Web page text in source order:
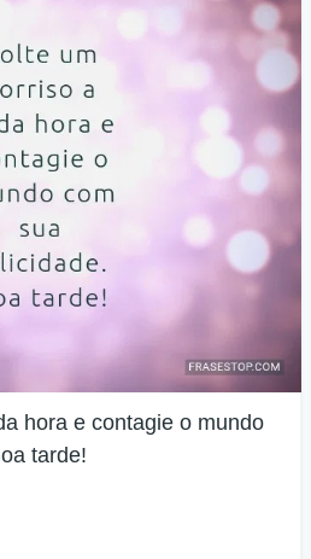
hora e contagie o mundo
tarde!